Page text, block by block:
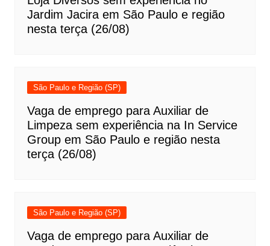
Jardim Jacira em São Paulo e região
nesta terça (26/08)
São Paulo e Região (SP)
Vaga de emprego para Auxiliar de
Limpeza sem experiência na In Service
Group em São Paulo e região nesta
terça (26/08)
São Paulo e Região (SP)
Vaga de emprego para Auxiliar de